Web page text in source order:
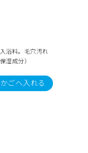
浴料。毛穴汚れ
湿成分）
ごへ入れる